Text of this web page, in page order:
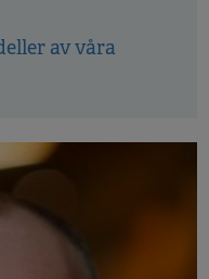
av våra